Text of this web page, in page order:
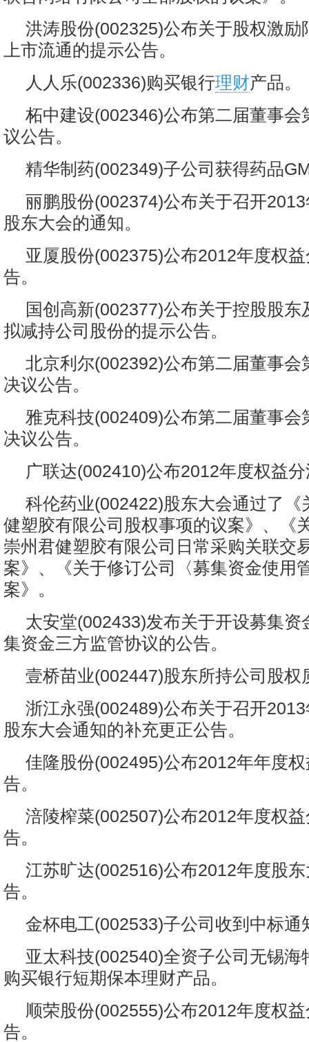
洪涛股份(002325)公布关于股权激励
上市流通的提示公告。
人人乐(002336)购买银行理财产品。
柘中建设(002346)公布第二届董事会
议公告。
精华制药(002349)子公司获得药品
丽鹏股份(002374)公布关于召开
股东大会的通知。
亚厦股份(002375)公布2012年度权
告。
国创高新(002377)公布关于控股股东
拟减持公司股份的提示公告。
北京利尔(002392)公布第二届董事会
决议公告。
雅克科技(002409)公布第二届董事会
决议公告。
广联达(002410)公布2012年度权益
科伦药业(002422)股东大会通过了《
健塑胶有限公司股权事项的议案》、《
崇州君健塑胶有限公司日常采购关联交
案》、《关于修订公司〈募集资金使用
案》。
太安堂(002433)发布关于开设募集资
集资金三方监管协议的公告。
壹桥苗业(002447)股东所持公司股权
浙江永强(002489)公布关于召开
股东大会通知的补充更正公告。
佳隆股份(002495)公布2012年年度
告。
涪陵榨菜(002507)公布2012年度权
告。
江苏旷达(002516)公布2012年度股
告。
金杯电工(002533)子公司收到中标通
亚太科技(002540)全资子公司无锡海
购买银行短期保本理财产品。
顺荣股份(002555)公布2012年度权
告。